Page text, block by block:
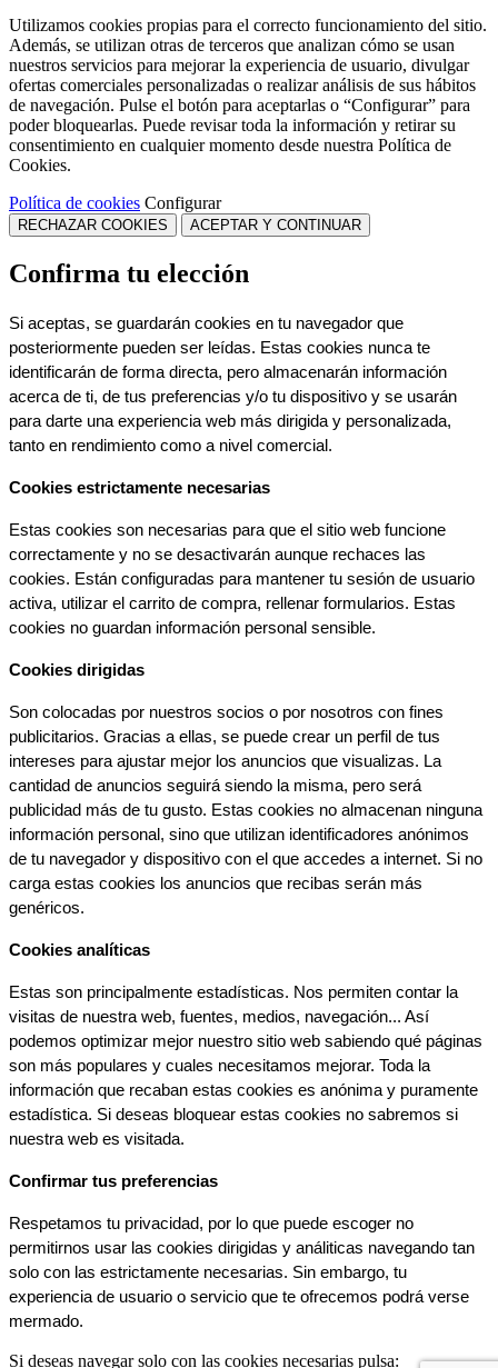
Utilizamos cookies propias para el correcto funcionamiento del sitio.
Además, se utilizan otras de terceros que analizan cómo se usan
nuestros servicios para mejorar la experiencia de usuario, divulgar
ofertas comerciales personalizadas o realizar análisis de sus hábitos
de navegación. Pulse el botón para aceptarlas o “Configurar” para
poder bloquearlas. Puede revisar toda la información y retirar su
consentimiento en cualquier momento desde nuestra Política de
Cookies.
Política de cookies Configurar
RECHAZAR COOKIES ACEPTAR Y CONTINUAR
Confirma tu elección
Si aceptas, se guardarán cookies en tu navegador que
posteriormente pueden ser leídas. Estas cookies nunca te
identificarán de forma directa, pero almacenarán información
acerca de ti, de tus preferencias y/o tu dispositivo y se usarán
para darte una experiencia web más dirigida y personalizada,
tanto en rendimiento como a nivel comercial.
Cookies estrictamente necesarias
Estas cookies son necesarias para que el sitio web funcione
correctamente y no se desactivarán aunque rechaces las
cookies. Están configuradas para mantener tu sesión de usuario
activa, utilizar el carrito de compra, rellenar formularios. Estas
cookies no guardan información personal sensible.
Cookies dirigidas
Son colocadas por nuestros socios o por nosotros con fines
publicitarios. Gracias a ellas, se puede crear un perfil de tus
intereses para ajustar mejor los anuncios que visualizas. La
cantidad de anuncios seguirá siendo la misma, pero será
publicidad más de tu gusto. Estas cookies no almacenan ninguna
información personal, sino que utilizan identificadores anónimos
de tu navegador y dispositivo con el que accedes a internet. Si no
carga estas cookies los anuncios que recibas serán más
genéricos.
Cookies analíticas
Estas son principalmente estadísticas. Nos permiten contar la
visitas de nuestra web, fuentes, medios, navegación... Así
podemos optimizar mejor nuestro sitio web sabiendo qué páginas
son más populares y cuales necesitamos mejorar. Toda la
información que recaban estas cookies es anónima y puramente
estadística. Si deseas bloquear estas cookies no sabremos si
nuestra web es visitada.
Confirmar tus preferencias
Respetamos tu privacidad, por lo que puede escoger no
permitirnos usar las cookies dirigidas y análiticas navegando tan
solo con las estrictamente necesarias. Sin embargo, tu
experiencia de usuario o servicio que te ofrecemos podrá verse
mermado.
Si deseas navegar solo con las cookies necesarias pulsa: